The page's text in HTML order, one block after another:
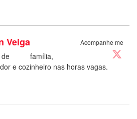
Acompanhe me
Veiga
família,
e cozinheiro nas horas vagas.